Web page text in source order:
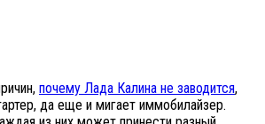
почему Лада Калина не заводится,
да еще и мигает иммобилайзер.